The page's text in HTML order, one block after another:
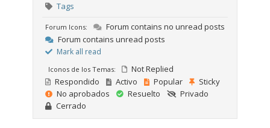
Tags
Forum Icons:
Forum contains no unread posts
Forum contains unread posts
Mark all read
Iconos de los Temas:
Not Replied
Respondido
Activo Popular
Sticky
No aprobados
Resuelto
Privado
Cerrado